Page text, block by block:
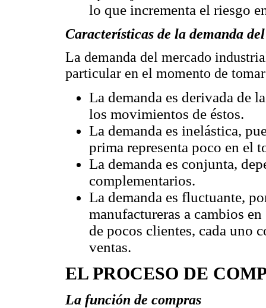
lo que incrementa el riesgo
Características de la demanda
La demanda del mercado
particular en el momento de
La demanda es derivada de
los movimientos de éstos.
La demanda es inelástica,
prima representa poco en el
La demanda es conjunta,
complementarios.
La demanda es fluctuante,
manufactureras a cambios
de pocos clientes, cada uno
ventas.
EL PROCESO DE
La función de compras